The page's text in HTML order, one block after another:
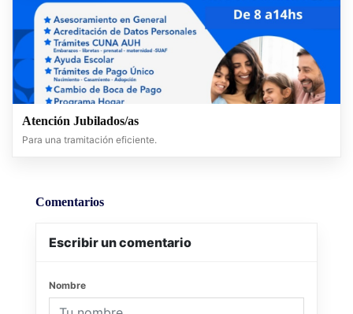
Atención Jubilados/as
Para una tramitación eficiente.
Comentarios
Escribir un comentario
Nombre